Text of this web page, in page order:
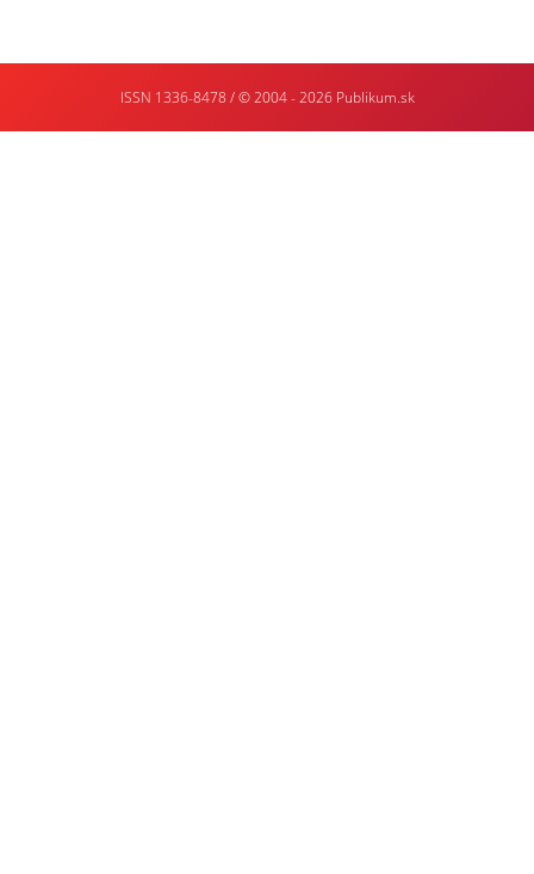
ISSN 1336-8478 / © 2004 - 2026 Publikum.sk